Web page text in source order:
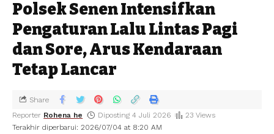
Polsek Senen Intensifkan
Pengaturan Lalu Lintas Pagi
dan Sore, Arus Kendaraan
Tetap Lancar
Terakhir diperbarui: 2026/07/04 at 8:20 AM
Reporter Rohena he Diposting 4 Juli 2026 23 Views
Share